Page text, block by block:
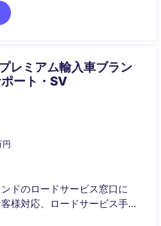
ータ管理、社内外調整を通じ
専門性の高い成長領域でキャ
レミアム輸入車ブラン
ート・SV
ドのロードサービス窓口に
様対応、ロードサービス手